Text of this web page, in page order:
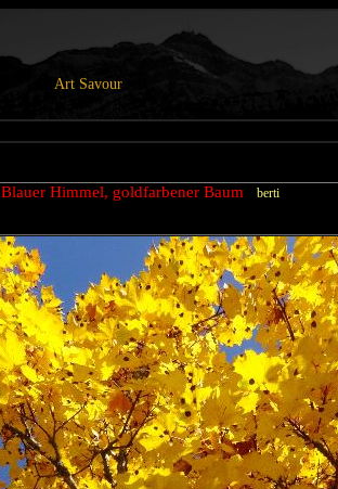
Art Savour
Blauer Himmel, goldfarbener Baum berti